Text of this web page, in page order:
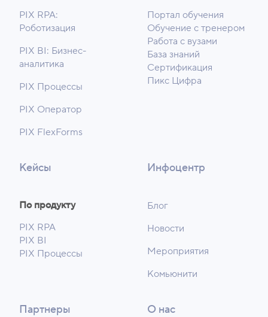
PIX RPA:
Роботизация
PIX BI: Бизнес-
аналитика
PIX Процессы
PIX Оператор
PIX FlexForms
Портал обучения
Обучение с тренером
Работа с вузами
База знаний
Сертификация
Пикс Цифра
Кейсы
По продукту
PIX RPA
PIX BI
PIX Процессы
Инфоцентр
Блог
Новости
Мероприятия
Комьюнити
Партнеры О нас